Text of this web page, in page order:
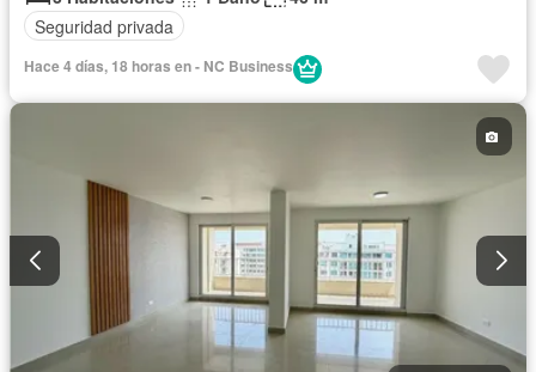
Seguridad privada
Hace 4 días, 18 horas en - NC Business